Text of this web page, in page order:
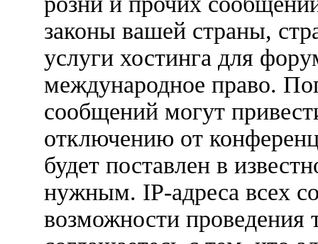
законы вашей страны,
услуги хостинга для
международное право.
сообщений могут
отключению от
будет поставлен в
нужным. IP-адреса всех
возможности